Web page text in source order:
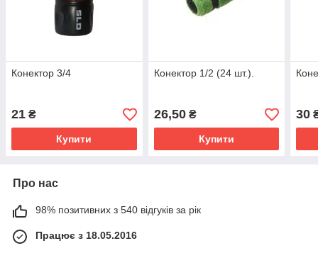
Конектор 3/4
21 ₴
Купити
Конектор 1/2 (24 шт.).
26,50₴
Купити
30
Про нас
98% позитивних з 540 відгуків за рік
Працює з 18.05.2016